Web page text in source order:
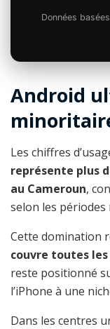
Données
Android
Les chiffres
représente plus
au Cameroun,
selon les périodes
Cette domination
couvre toutes
reste positionné
l’iPhone à une
Dans les centres